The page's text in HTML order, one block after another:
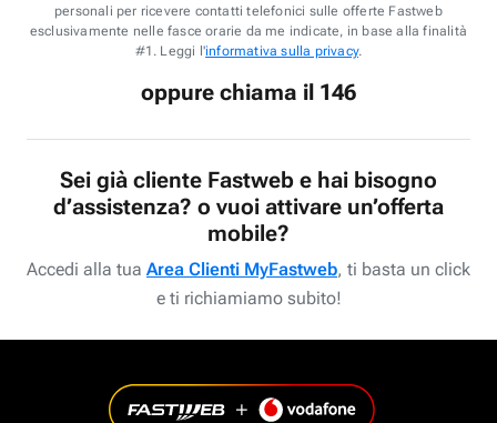
personali per ricevere contatti telefonici sulle offerte Fastweb
esclusivamente nelle fasce orarie da me indicate, in base alla finalità
#1. Leggi l'informativa sulla privacy.
oppure chiama il 146
Sei già cliente Fastweb e hai bisogno
d’assistenza? o vuoi attivare un’offerta
mobile?
Accedi alla tua Area Clienti MyFastweb, ti basta un click
e ti richiamiamo subito!